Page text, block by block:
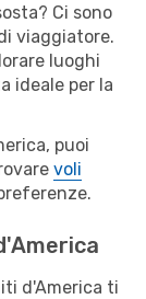
Ci sono
viaggiatore.
luoghi
ideale per la
puoi
voli
d'America ti